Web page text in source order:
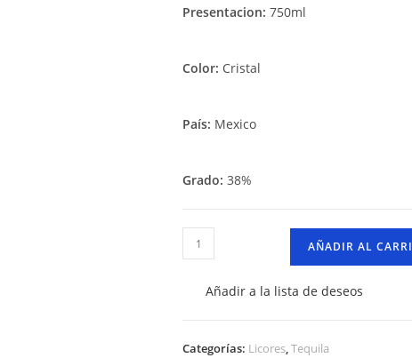
Presentacion: 750ml
Color: Cristal
País: Mexico
Grado: 38%
Tequila
Don
750ml
AÑADIR AL
Añadir a la lista de deseos
Categorías: Licores,Tequila